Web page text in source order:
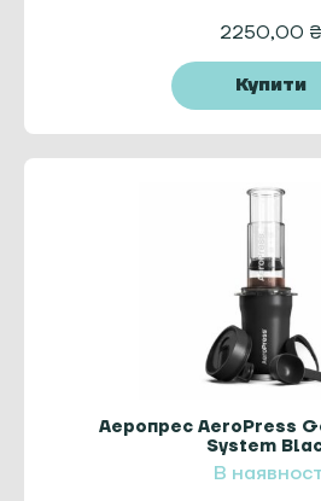
2250,00 ₴
Купити
Аеропрес AeroPress
System
В